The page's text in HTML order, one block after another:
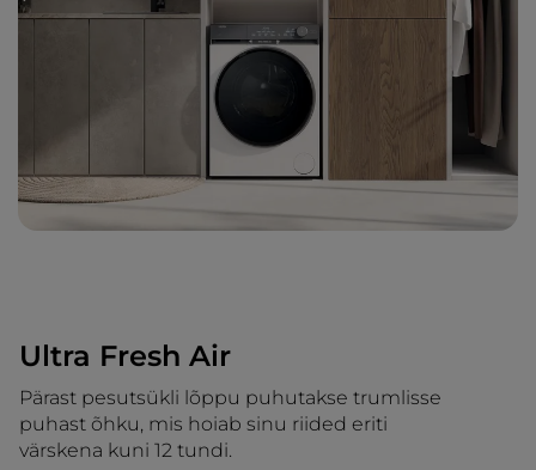
Ultra Fresh Air
Pärast pesutsükli lõppu puhutakse trumlisse
puhast õhku, mis hoiab sinu riided eriti
värskena kuni 12 tundi.